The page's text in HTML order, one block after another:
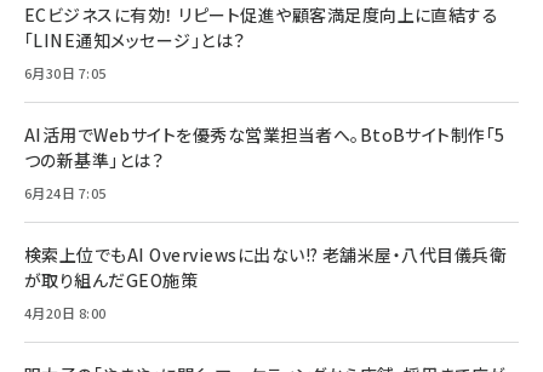
ECビジネスに有効！ リピート促進や顧客満足度向上に直結する
「LINE通知メッセージ」とは？
6月30日 7:05
AI活用でWebサイトを優秀な営業担当者へ。BtoBサイト制作「5
つの新基準」とは？
6月24日 7:05
検索上位でもAI Overviewsに出ない!? 老舗米屋・八代目儀兵衛
が取り組んだGEO施策
4月20日 8:00